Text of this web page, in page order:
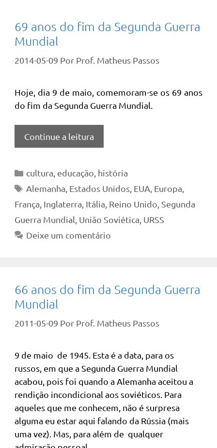
69 anos do fim da Segunda Guerra
Mundial
2014-05-09 Por Prof. Matheus Passos
Hoje, dia 9 de maio, comemoram-se os 69 anos
do fim da Segunda Guerra Mundial.
Continue a leitura
Categorias
cultura educação história
Tags
Alemanha Estados Unidos, EUA Europa
França Inglaterra Itália Reino Unido Segunda
Guerra Mundial União Soviética URSS
Deixe um comentário
66 anos do fim da Segunda Guerra
Mundial
2011-05-09 Por Prof. Matheus Passos
9 de maio de 1945. Esta é a data, para os
russos, em que a Segunda Guerra Mundial
acabou, pois foi quando a Alemanha aceitou a
rendição incondicional aos soviéticos. Para
aqueles que me conhecem, não é surpresa
alguma eu estar aqui falando da Rússia (mais
uma vez). Mas, para além de qualquer